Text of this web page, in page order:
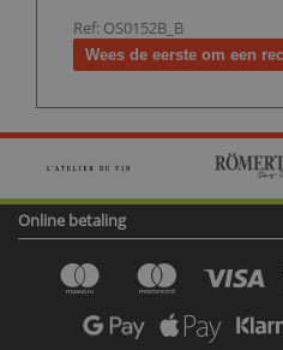
Ref: OS0152B_B
Wees de eerste om een
Online betaling